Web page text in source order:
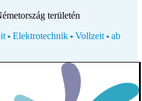
területén
Elektrotechnik Vollzeit
ab